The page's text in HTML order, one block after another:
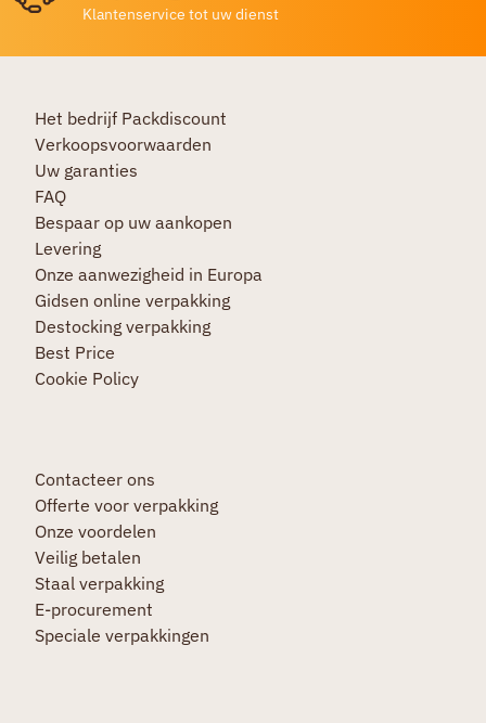
Klantenservice tot uw dienst
Het bedrijf Packdiscount
Verkoopsvoorwaarden
Uw garanties
FAQ
Bespaar op uw aankopen
Levering
Onze aanwezigheid in Europa
Gidsen online verpakking
Destocking verpakking
Best Price
Cookie Policy
Contacteer ons
Offerte voor verpakking
Onze voordelen
Veilig betalen
Staal verpakking
E-procurement
Speciale verpakkingen